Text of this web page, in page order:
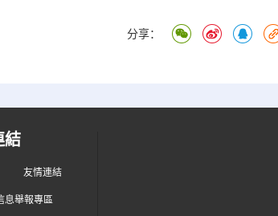
分享：
結
友情連結
息舉報專區